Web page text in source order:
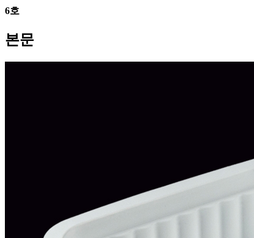
6호
본문